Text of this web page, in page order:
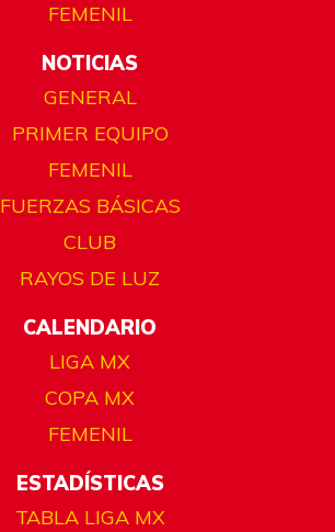
FEMENIL
NOTICIAS
GENERAL
PRIMER EQUIPO
FEMENIL
FUERZAS BÁSICAS
CLUB
RAYOS DE LUZ
CALENDARIO
LIGA MX
COPA MX
FEMENIL
ESTADÍSTICAS
TABLA LIGA MX